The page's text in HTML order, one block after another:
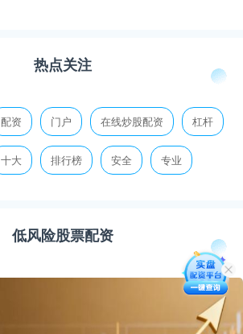
热点关注
配资 门户 在线炒股配资 杠杆
十大 排行榜 安全 专业
低风险股票配资